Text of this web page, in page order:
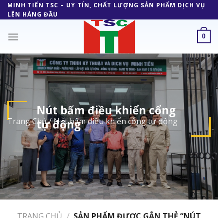
Skip
to
MINH TIẾN TSC – UY TÍN, CHẤT LƯỢNG SẢN PHẨM DỊCH VỤ
LÊN HÀNG ĐẦU
0
Nút bấm điều khiển cổng
tự động
Trang Chủ/Nút bấm điều khiển cổng tự động